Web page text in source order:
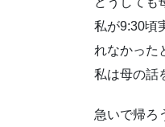
私が9:30頃
れなかった
私は母の話
急いで帰ろ